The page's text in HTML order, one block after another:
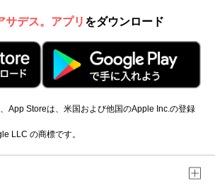
サデス。アプリ をダウンロード
App Storeは、米国および他国のApple Inc.の登録
LLC の商標です。